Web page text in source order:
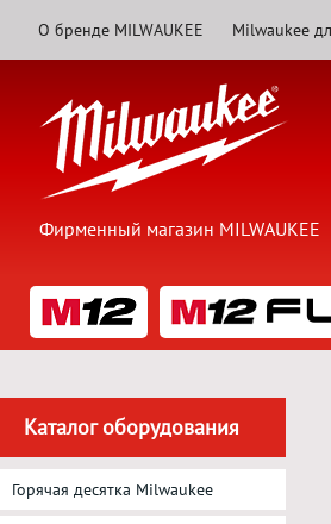
О бренде MILWAUKEE Milwaukee
Фирменный магазин MILWAUKEE
Каталог оборудования
Горячая десятка Milwaukee